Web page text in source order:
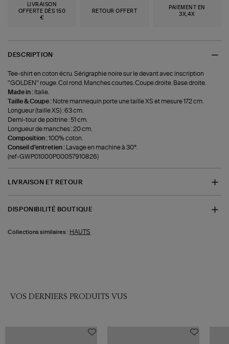
LIVRAISON
OFFERTE DÈS 150
€
RETOUR OFFERT
PAIEMENT EN
3X,4X
DESCRIPTION
Tee-shirt en coton écru. Sérigraphie noire sur le devant avec inscription
"GOLDEN" rouge. Col rond. Manches courtes. Coupe droite. Base droite.
Made in : Italie.
Taille & Coupe : Notre mannequin porte une taille XS et mesure 172 cm.
Longueur (taille XS) : 63 cm.
Demi-tour de poitrine : 51 cm.
Longueur de manches : 20 cm.
Composition :100% coton.
Conseil d'entretien :
Lavage en machine à 30°.
(ref-GWP01000P00057910826)
LIVRAISON ET RETOUR
DISPONIBILITÉ BOUTIQUE
Collections similaires : HAUTS
VOS DERNIERS PRODUITS VUS